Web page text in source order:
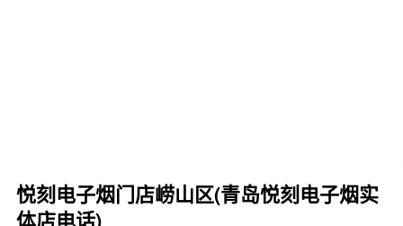
悦刻电子烟门店崂山区(青岛悦刻电子烟实
体店电话)